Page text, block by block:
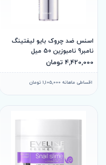
اسنس ضد چروک بایو لیفتینگ
نامبر9 نامبوزین 50 میل
4,420,000 تومان
اقساطی ماهانه 1,105,000 تومان